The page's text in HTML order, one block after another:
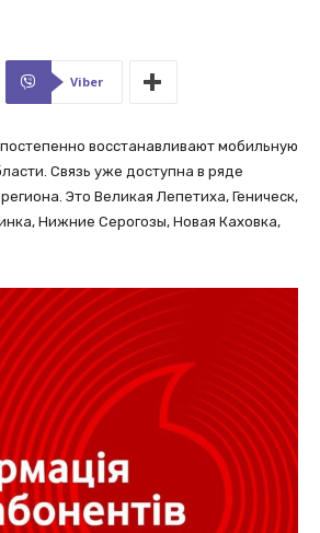
Viber
восстанавливают мобильную
Связь уже доступна в ряде
Это Великая Лепетиха, Геническ,
Нижние Серогозы, Новая Каховка,